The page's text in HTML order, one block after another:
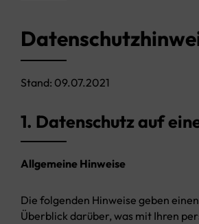
Stand: 09.07.2021
1. Datenschutz auf
Allgemeine Hinweise
Die folgenden Hinweise geben
Überblick darüber, was mit Ihren